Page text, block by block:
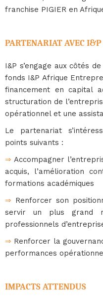
franchise PIGIER en
PARTENARIAT AVEC I&P
I&P s’engage aux côtés
fonds I&P Afrique
financement en capital
structuration de
opérationnel et une
Le partenariat
points suivants :
⇒  Accompagner
acquis, l’amélioration
formations académiques
⇒  Renforcer son
servir un plus grand
professionnels
⇒ Renforcer la
performances
IMPACTS ATTENDUS